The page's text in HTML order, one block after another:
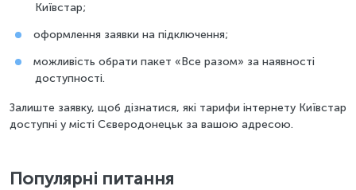
Київстар;
оформлення заявки на підключення;
можливість обрати пакет «Все разом» за наявності
доступності.
Залиште заявку, щоб дізнатися, які тарифи інтернету Київстар
доступні у місті Сєверодонецьк за вашою адресою.
Популярні питання